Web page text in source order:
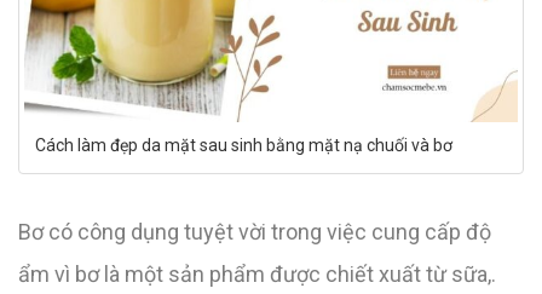
Cách làm đẹp da mặt sau sinh bằng mặt nạ chuối và bơ
Bơ có công dụng tuyệt vời trong việc cung cấp độ
ẩm vì bơ là một sản phẩm được chiết xuất từ sữa,.